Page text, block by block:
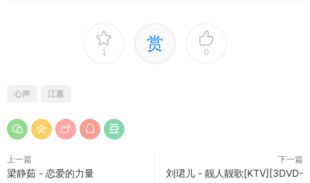
1 赏 0
心声 江蕙
上一篇
梁静茹 - 恋爱的力量
下一篇
刘珺儿 - 靓人靓歌[KTV][3DVD-